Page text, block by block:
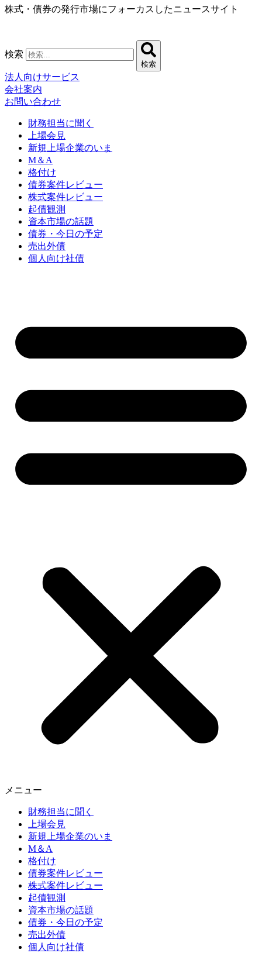
コ
ツ
に
ス
キ
ッ
株式・債券の発行市場にフォーカスしたニュースサイト
検索
検索
法人向けサービス
会社案内
お問い合わせ
財務担当に聞く
上場会見
新規上場企業のいま
M＆A
格付け
債券案件レビュー
株式案件レビュー
起債観測
資本市場の話題
債券・今日の予定
売出外債
個人向け社債
メニュー
財務担当に聞く
上場会見
新規上場企業のいま
M＆A
格付け
債券案件レビュー
株式案件レビュー
起債観測
資本市場の話題
債券・今日の予定
売出外債
個人向け社債